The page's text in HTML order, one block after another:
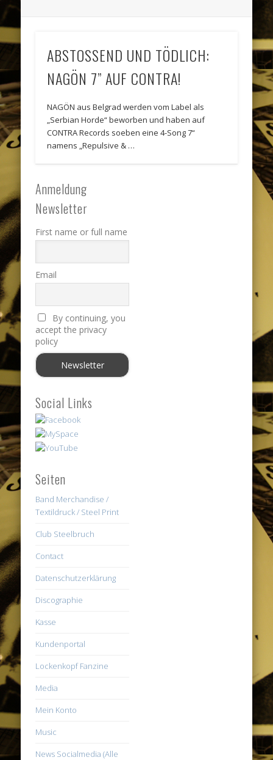
ABSTOSSEND UND TÖDLICH:
NAGÖN 7” AUF CONTRA!
NAGÖN aus Belgrad werden vom Label als
„Serbian Horde“ beworben und haben auf
CONTRA Records soeben eine 4-Song 7“
namens „Repulsive & …
Anmeldung
Newsletter
First name or full name
Email
By continuing, you
accept the privacy
policy
Social Links
Seiten
Band Merchandise /
Textildruck / Steel Print
Club Steelbruch
Contact
Datenschutzerklärung
Discographie
Kasse
Kundenportal
Lockenkopf Fanzine
Media
Mein Konto
Music
News Socialmedia (Alle